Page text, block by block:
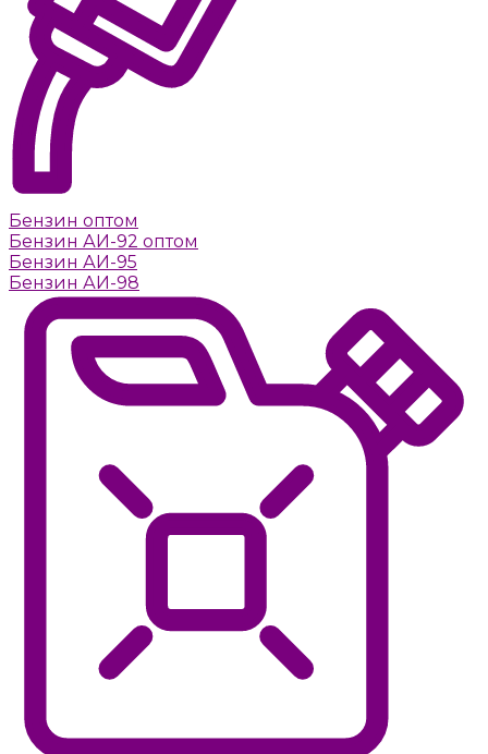
Бензин оптом
Бензин АИ-92 оптом
Бензин АИ-95
Бензин АИ-98